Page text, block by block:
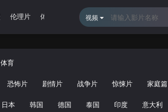
伦理片 体育 最近更新 排行榜 留言报错
视频
体育
恐怖片 剧情片 战争片 惊悚片 家庭篇
日本 韩国 德国 泰国 印度 意大利